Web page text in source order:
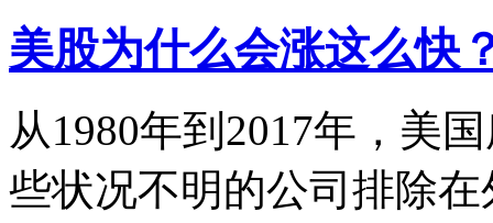
美股为什么会涨这么快
从1980年到2017年，美
些状况不明的公司排除